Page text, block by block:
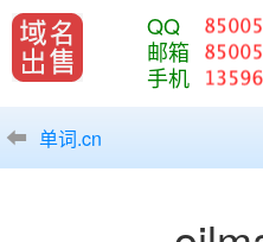
QQ
邮箱
手机
单词.cn